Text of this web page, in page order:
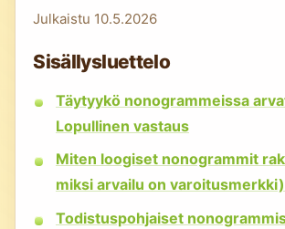
Julkaistu 10.5.2026
Sisällysluettelo
Täytyykö nonogrammeissa
Lopullinen vastaus
Miten loogiset nonogrammit
miksi arvailu on varoitusmerkki)
Todistuspohjaiset